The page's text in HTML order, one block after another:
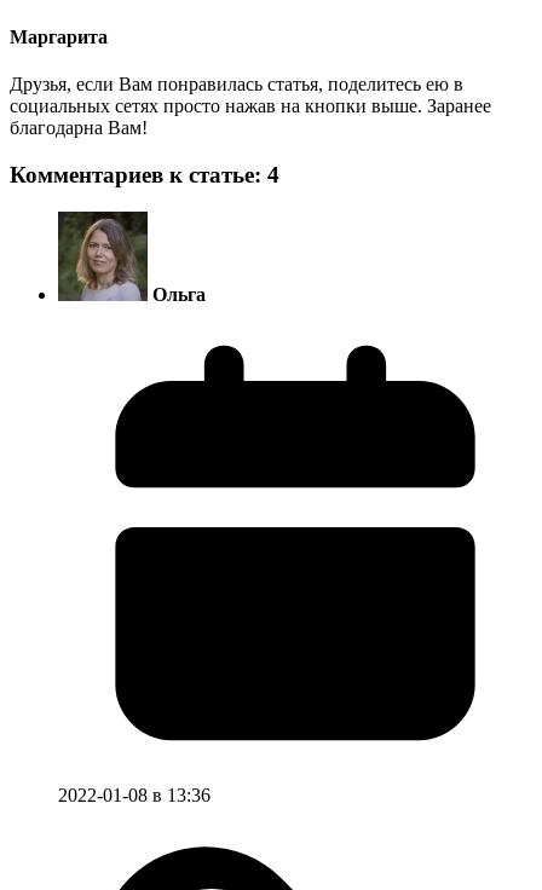
Маргарита
Друзья, если Вам понравилась статья, поделитесь ею в
социальных сетях просто нажав на кнопки выше. Заранее
благодарна Вам!
Комментариев к статье: 4
Ольга
2022-01-08 в 13:36